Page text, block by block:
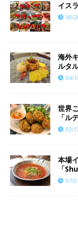
イス
08/
海外
ルタ
04/
世界
「ル
02/
本場
「
07/